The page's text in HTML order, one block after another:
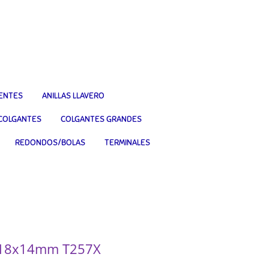
ANILLAS LLAVERO
COLGANTES GRANDES
REDONDOS/BOLAS TERMINALES
T257X